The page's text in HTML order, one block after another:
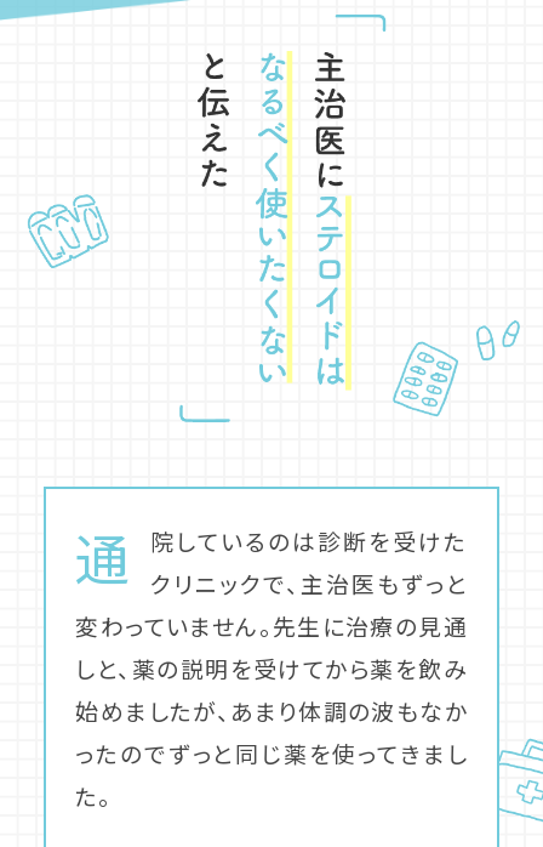
通
院しているのは診断を受けた
クリニックで、主治医もずっと
変わっていません。先生に治療の見通
しと、薬の説明を受けてから薬を飲み
始めましたが、あまり体調の波もなか
ったのでずっと同じ薬を使ってきまし
た。